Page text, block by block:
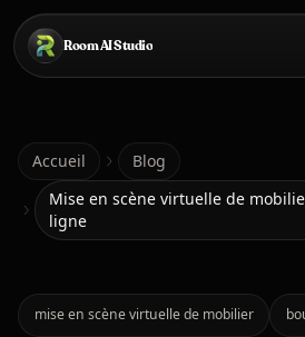
Passer au contenu principal
Room AI Studio
Accueil
Room AI Studio
Langue
Français
Accueil
Blog
Mise en scène virtuelle de
ligne
mise en scène virtuelle de mobilier